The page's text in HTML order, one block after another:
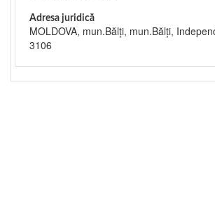
Adresa juridică
MOLDOVA, mun.Bălţi, mun.Bălţi,
3106